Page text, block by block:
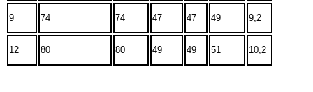
9 74 74 47 47 49 9,2
12 80 80 49 49 51 10,2